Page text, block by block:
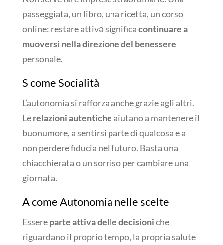
passeggiata, un libro, una ricetta, un corso
online: restare attivə significacontinuare a
muoversi nella direzione del benessere
personale.
S come Socialità
L’autonomia si rafforza anche grazie agli altri.
Lerelazioni autentiche aiutano a mantenere il
buonumore, a sentirsi parte di qualcosa e a
non perdere fiducia nel futuro. Basta una
chiacchierata o un sorriso per cambiare una
giornata.
A come Autonomia nelle scelte
Essereparte attiva delle decisioniche
riguardano il proprio tempo, la propria salute